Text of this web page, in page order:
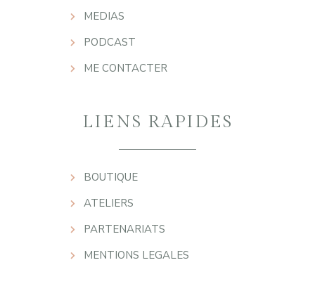
MEDIAS
PODCAST
ME CONTACTER
LIENS RAPIDES
BOUTIQUE
ATELIERS
PARTENARIATS
MENTIONS LEGALES